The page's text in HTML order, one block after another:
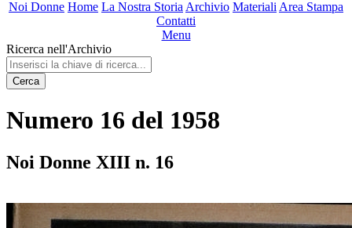
Noi Donne Home La Nostra Storia Archivio Materiali Area Stampa
Contatti
Menu
Ricerca nell'Archivio
Cerca
Numero 16 del 1958
Noi Donne XIII n. 16